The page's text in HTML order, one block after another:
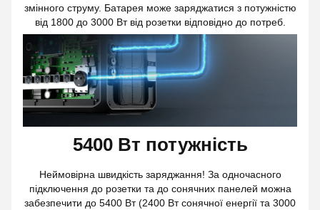
змінного струму. Батарея може заряджатися з потужністю
від 1800 до 3000 Вт від розетки відповідно до потреб.
5400 Вт потужність
Неймовірна швидкість заряджання! За одночасного
підключення до розетки та до сонячних панелей можна
забезпечити до 5400 Вт (2400 Вт сонячної енергії та 3000